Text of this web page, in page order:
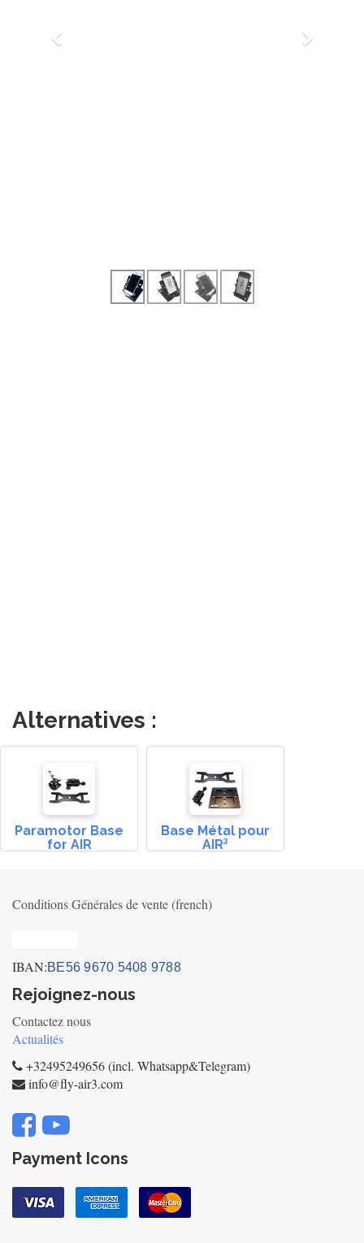
Alternatives :
Paramotor Base
for AIR
Base Métal pour
AIR³
Conditions Générales de vente (french)
IBAN:BE56 9670 5408 9788
Rejoignez-nous
Contactez nous
Actualités
+32495249656 (incl. Whatsapp&Telegram)
info@fly-air3.com
Payment Icons